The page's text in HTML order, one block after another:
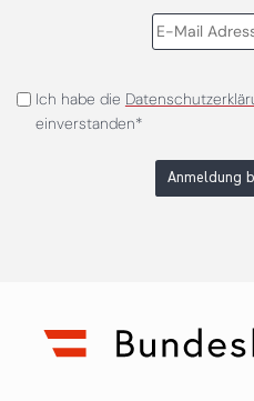
Ich habe die
einverstanden*
Anmeldung